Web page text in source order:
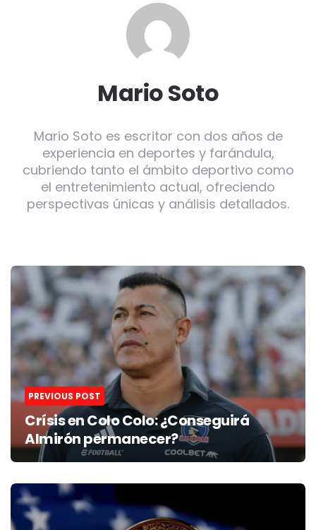
Mario Soto
Mario Soto es escritor con dos años de
experiencia en deportes y farándula,
cubriendo tanto el ámbito deportivo como
el entretenimiento actual, ofreciendo
perspectivas únicas y análisis detallados.
Post
navigation
PREVIOUS POST
Crísis en Colo Colo: ¿Conseguirá
Almirón permanecer?